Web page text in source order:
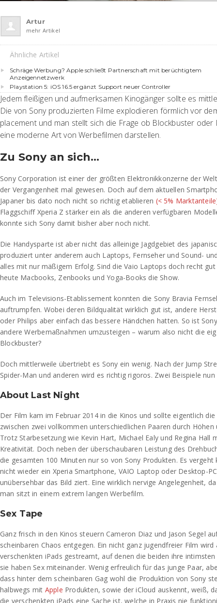
Artur
mehr Artikel
Ähnliche Artikel
Schräge Werbung? Apple schließt Partnerschaft mit berüchtigtem
Anzeigennetzwerk
Playstation 5: iOS 16.5 ergänzt Support neuer Controller
Jedem fleißigen und aufmerksamen Kinogänger sollte es
Die von Sony produzierten Filme explodieren förmlich vor
placement und man stellt sich die Frage ob Blockbuster
eine moderne Art von Werbefilmen darstellen.
Zu Sony an sich…
Sony Corporation ist einer der größten Elektronikkonzerne der
der Vergangenheit mal gewesen. Doch auf dem aktuellen
Japaner bis dato noch nicht so richtig etablieren (< 5%
Flaggschiff Xperia Z stärker ein als die anderen verfügbaren
konnte sich Sony damit bisher aber noch nicht.
Die Handysparte ist aber nicht das alleinige Jagdgebiet des
produziert unter anderem auch Laptops, Fernseher und Sound-
alles mit nur mäßigem Erfolg. Sind die Vaio Laptops doch recht
heute Macbooks, Zenbooks und Yoga-Books die Show.
Auch im Televisions-Etablissement konnten die Sony Bravia
auftrumpfen. Wobei deren Bildqualität wirklich gut ist, andere
oder Philips aber einfach das bessere Händchen hatten. So ist
andere Werbemaßnahmen umzusteigen – warum also nicht die
Blockbuster?
Doch mittlerweile übertriebt es Sony ein wenig. Nach der Jump
Spider-Man und anderen wird es richtig rigoros. Zwei Beispiele
About Last Night
Der Film kam im Februar 2014 in die Kinos und sollte eigentlich
zwischen zwei vollkommen unterschiedlichen Paaren durch
Trotz Starbesetzung wie Kevin Hart, Michael Ealy und Regina Hall
Kreativität. Doch neben der überschaubaren Leistung des
die gesamten 100 Minuten nur so von Sony Produkten. Es
nicht wieder ein Xperia Smartphone, VAIO Laptop oder Desktop-
unübersehbar das Bild ziert. Eine wirklich nervige Angelegenheit,
man sitzt in einem extrem langen Werbefilm.
Sex Tape
Ganz frisch in den Kinos steuern Cameron Diaz und Jason Segel
scheinbaren Chaos entgegen. Ein nicht ganz jugendfreier Film
verschenkten iPads gestreamt, auf denen die beiden ihre
sie haben Sex miteinander. Wenig erfreulich für das junge Paar,
dass hinter dem scheinbaren Gag wohl die Produktion von Sony
halbwegs mit Apple Produkten, sowie der iCloud auskennt, weiß,
die verschenkten iPads eine Sache ist, welche in Praxis nie